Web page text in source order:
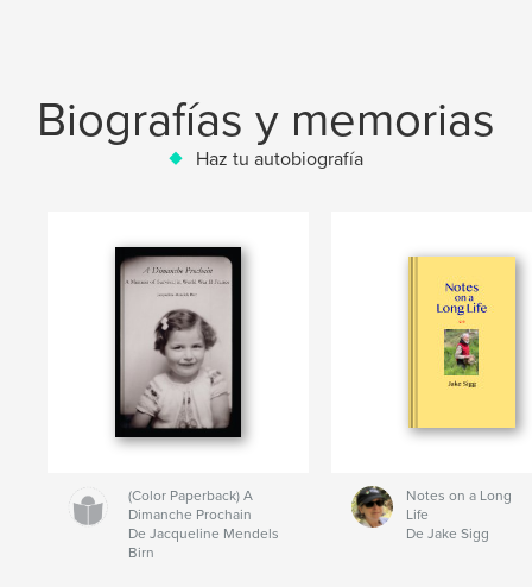
Biografías y memorias
Haz tu autobiografía
(Color Paperback) A
Dimanche Prochain
De Jacqueline Mendels
Birn
Notes on a Long
Life
De Jake Sigg